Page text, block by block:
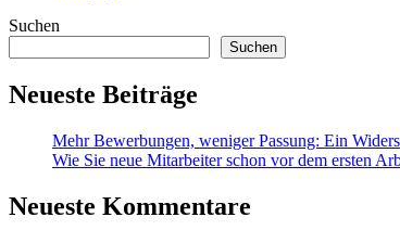
Suchen
Suchen
Neueste Beiträge
Mehr Bewerbungen, weniger Passung: Ein
Wie Sie neue Mitarbeiter schon vor dem ersten
Neueste Kommentare